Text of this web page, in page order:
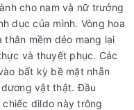
cho nam và nữ trưởng
dục của mình. Vòng hoa
mềm dẻo mang lại
và thuyết phục. Các
bất kỳ bề mặt nhẵn
vật thật. Đầu
dildo này trông